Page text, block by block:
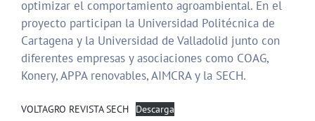
optimizar el comportamiento agroambiental. En el
proyecto participan la Universidad Politécnica de
Cartagena y la Universidad de Valladolid junto con
diferentes empresas y asociaciones como COAG,
Konery, APPA renovables, AIMCRA y la SECH.
VOLTAGRO REVISTA SECH Descarga